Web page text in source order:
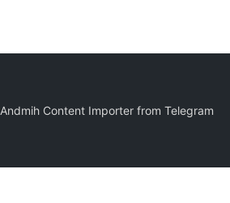
Andmih Content Importer from Telegram